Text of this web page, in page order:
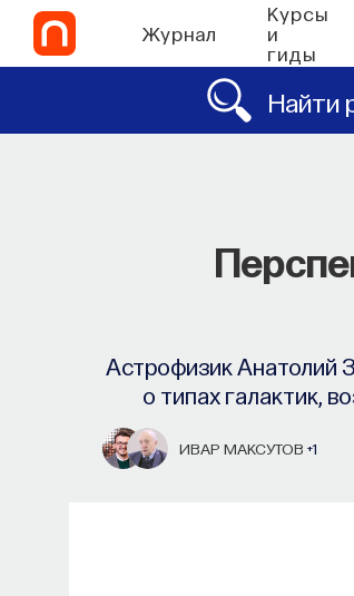
Журнал
Курсы
и
гиды
Найти
Астрофизик Анатолий
о типах галактик,
ИВАР МАКСУТОВ +1